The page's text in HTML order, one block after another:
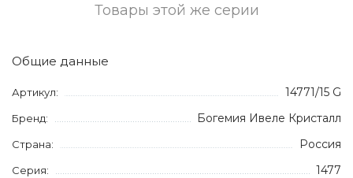
Товары этой же серии
Общие данные
Артикул: 14771/15 G
Бренд: Богемия Ивеле Кристалл
Страна: Россия
Серия: 1477